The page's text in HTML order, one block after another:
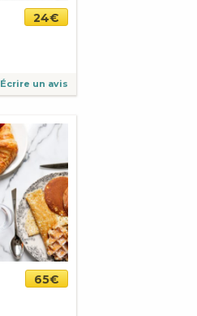
24€
Écrire un avis
65€